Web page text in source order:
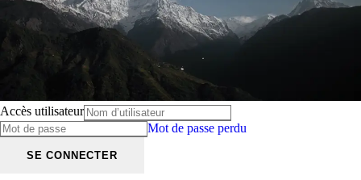
Accès utilisateur
Mot de passe perdu